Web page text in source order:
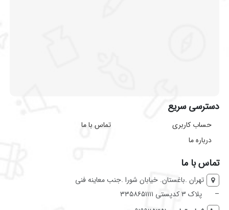
دسترسی سریع
حساب کاربری
درباره ما
تماس با ما
تماس با ما
تهران .باغستان. خیابان شورا .جنب معاینه فنی
–
پلاک ۳ کدپستی ۳۳۵۸۶۵۱۱۱۱